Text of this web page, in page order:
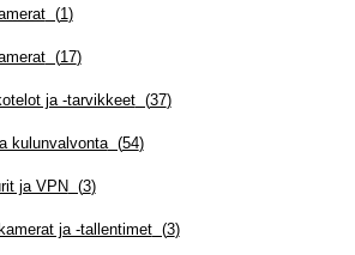
(1 )
(17)
ja -tarvikkeet(37)
kulunvalvonta(54)
ja VPN (3)
ja -tallentimet(3)